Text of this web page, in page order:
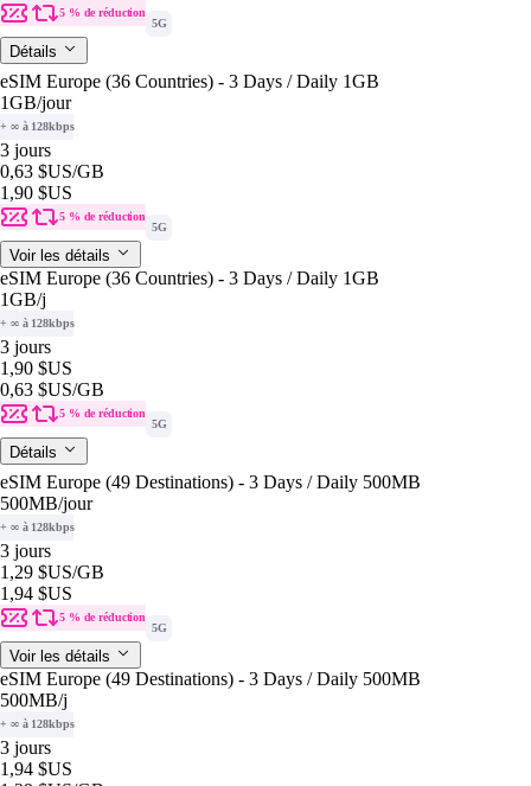
5 % de réduction
5G
Détails
eSIM Europe (36 Countries) - 3 Days / Daily 1GB
1GB/jour
+ ∞ à 128kbps
3 jours
0,63 $US/GB
1,90 $US
5 % de réduction
5G
Voir les détails
eSIM Europe (36 Countries) - 3 Days / Daily 1GB
1GB/j
+ ∞ à 128kbps
3 jours
1,90 $US
0,63 $US/GB
5 % de réduction
5G
Détails
eSIM Europe (49 Destinations) - 3 Days / Daily 500MB
500MB/jour
+ ∞ à 128kbps
3 jours
1,29 $US/GB
1,94 $US
5 % de réduction
5G
Voir les détails
eSIM Europe (49 Destinations) - 3 Days / Daily 500MB
500MB/j
+ ∞ à 128kbps
3 jours
1,94 $US